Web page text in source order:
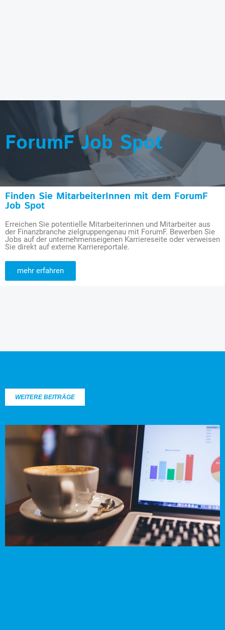
ForumF Job Spot
Finden Sie MitarbeiterInnen mit dem ForumF
Job Spot
Erreichen Sie potentielle Mitarbeiterinnen und Mitarbeiter aus
der Finanzbranche zielgruppengenau mit ForumF. Bewerben Sie
Jobs auf der unternehmenseigenen Karriereseite oder verweisen
Sie direkt auf externe Karriereportale.
mehr erfahren
WEITERE BEITRÄGE